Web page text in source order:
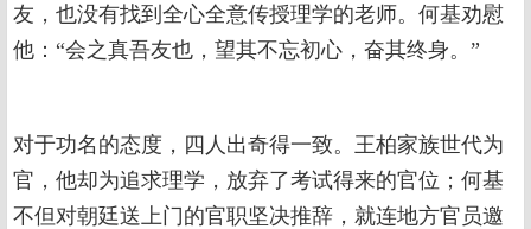
友，也没有找到全心全意传授理学的老师。何基劝慰
他：“会之真吾友也，望其不忘初心，奋其终身。”
对于功名的态度，四人出奇得一致。王柏家族世代为
官，他却为追求理学，放弃了考试得来的官位；何基
不但对朝廷送上门的官职坚决推辞，就连地方官员邀